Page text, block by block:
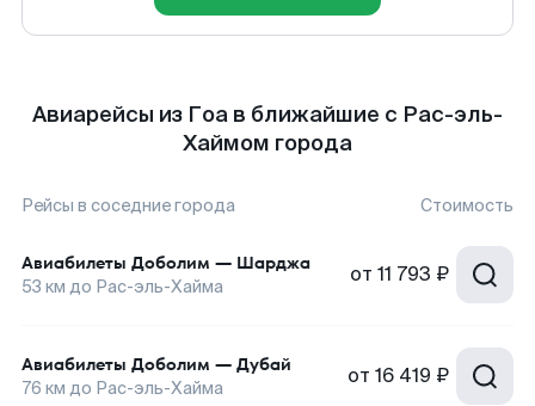
Авиарейсы из Гоа в ближайшие с Рас-эль-
Хаймом города
Рейсы в соседние города Стоимость
Авиабилеты Доболим — Шарджа
53 км до Рас-эль-Хайма от 11 793 ₽
Авиабилеты Доболим — Дубай
76 км до Рас-эль-Хайма от 16 419 ₽